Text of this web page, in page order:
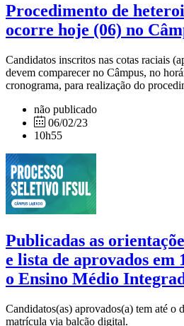
Procedimento de
ocorre hoje (06) no
Candidatos inscritos nas cotas raciais
devem comparecer no Câmpus, no
cronograma, para realização do
não publicado
06/02/23
10h55
Publicadas as
e lista de aprovados em
o Ensino Médio
Candidatos(as) aprovados(a) tem até o
matrícula via balcão digital.